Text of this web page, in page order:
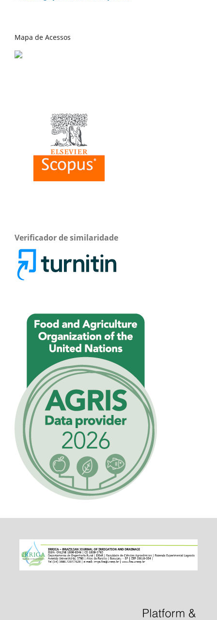
Mapa de Acessos
Verificador de similaridade